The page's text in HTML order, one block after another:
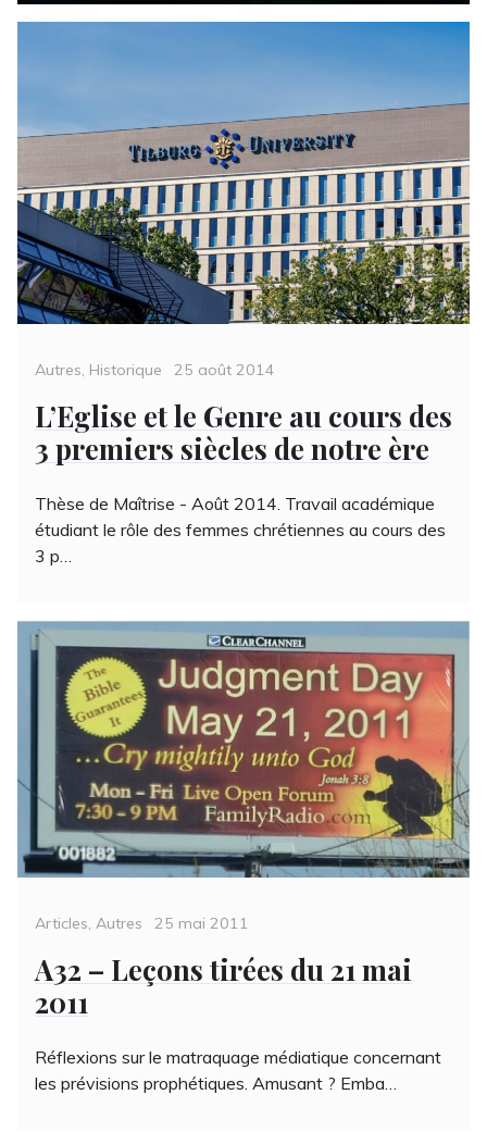
Categories
Autres, Historique
Posted
25 août 2014
L’Eglise et le Genre au cours des
3 premiers siècles de notre ère
Thèse de Maîtrise - Août 2014. Travail académique
étudiant le rôle des femmes chrétiennes au cours des
3 p…
Categories
Articles, Autres
Posted
25 mai 2011
A32 – Leçons tirées du 21 mai
2011
Réflexions sur le matraquage médiatique concernant
les prévisions prophétiques. Amusant ? Emba…